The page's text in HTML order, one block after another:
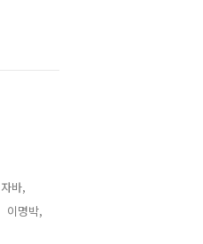
자바,
이명박,